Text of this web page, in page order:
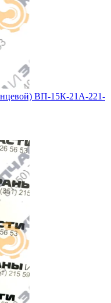
ВП-15К-21А-221-